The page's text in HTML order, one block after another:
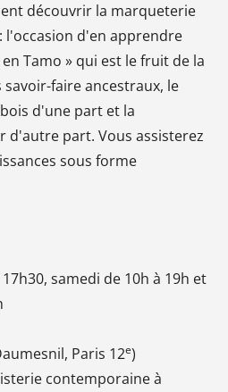
découvrir la marqueterie
l'occasion d'en apprendre
Tamo » qui est le fruit de la
faire ancestraux, le
d'une part et la
d'autre part. Vous assisterez
sous forme
samedi de 10h à 19h et
Paris 12e)
contemporaine à